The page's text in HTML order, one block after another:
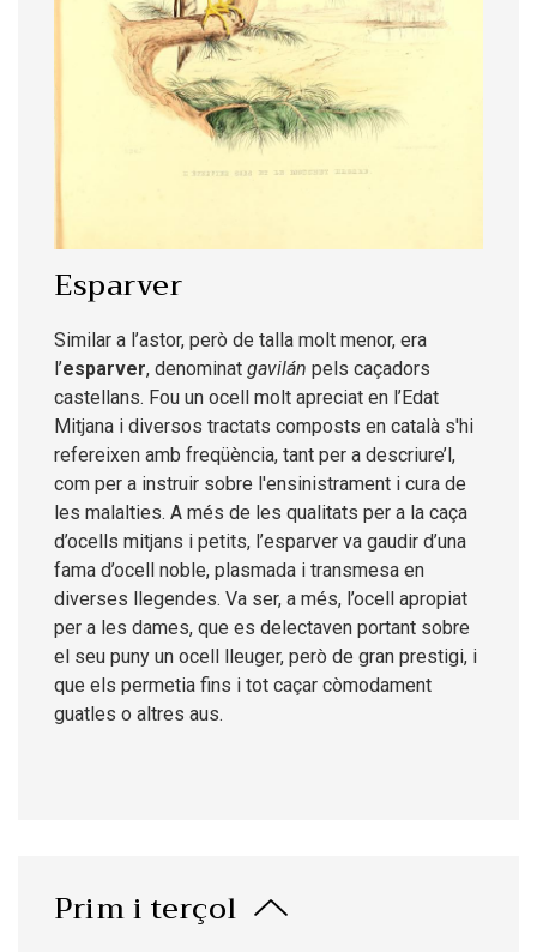
Esparver
Similar a l’astor, però de talla molt menor, era
l’esparver, denominat gavilán pels caçadors
castellans. Fou un ocell molt apreciat en l’Edat
Mitjana i diversos tractats composts en català s'hi
refereixen amb freqüència, tant per a descriure’l,
com per a instruir sobre l'ensinistrament i cura de
les malalties. A més de les qualitats per a la caça
d’ocells mitjans i petits, l’esparver va gaudir d’una
fama d’ocell noble, plasmada i transmesa en
diverses llegendes. Va ser, a més, l’ocell apropiat
per a les dames, que es delectaven portant sobre
el seu puny un ocell lleuger, però de gran prestigi, i
que els permetia fins i tot caçar còmodament
guatles o altres aus.
Prim i terçol